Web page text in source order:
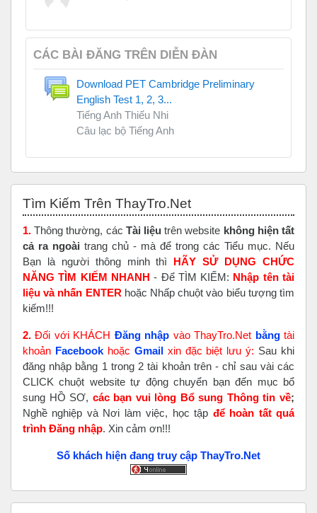
CÁC BÀI ĐĂNG TRÊN DIỄN ĐÀN
Download PET Cambridge Preliminary
English Test 1, 2, 3...
Tiếng Anh Thiếu Nhi
Câu lạc bộ Tiếng Anh
Tìm Kiếm Trên ThayTro.Net
1. Thông thường, các Tài liệu trên website không hiện tất
cả ra ngoài trang chủ - mà để trong các Tiểu mục. Nếu
Bạn là người thông minh thì HÃY SỬ DỤNG CHỨC
NĂNG TÌM KIẾM NHANH - Để TÌM KIẾM: Nhập tên tài
liệu và nhấn ENTER hoặc Nhấp chuột vào biểu tượng tìm
kiếm!!!
2. Đối với KHÁCH Đăng nhập vào ThayTro.Net bằngtài
khoản Facebook hoặc Gmailxin đặc biệt lưu ý: Sau khi
đăng nhập bằng 1 trong 2 tài khoản trên - chỉ sau vài các
CLICK chuột website tự động chuyển bạn đến mục bổ
sung HỒ SƠ, các bạn vui lòng Bổ sung Thông tin về;
Nghề nghiệp và Nơi làm việc, học tập để hoàn tấtquá
trình Đăng nhập. Xin cảm ơn!!!
Số khách hiện đang truy cập ThayTro.Net